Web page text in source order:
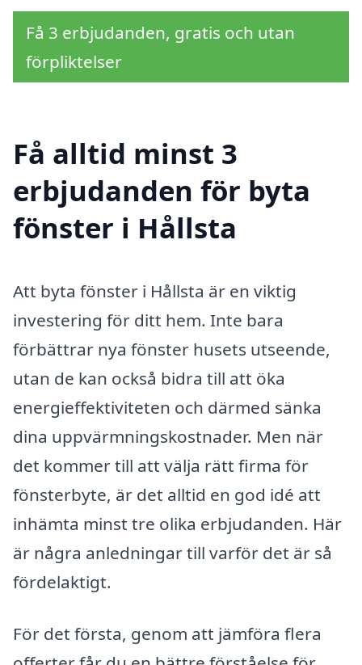
Få 3 erbjudanden, gratis och utan
förpliktelser
Få alltid minst 3
erbjudanden för byta
fönster i Hållsta
Att byta fönster i Hållsta är en viktig
investering för ditt hem. Inte bara
förbättrar nya fönster husets utseende,
utan de kan också bidra till att öka
energieffektiviteten och därmed sänka
dina uppvärmningskostnader. Men när
det kommer till att välja rätt firma för
fönsterbyte, är det alltid en god idé att
inhämta minst tre olika erbjudanden. Här
är några anledningar till varför det är så
fördelaktigt.
För det första, genom att jämföra flera